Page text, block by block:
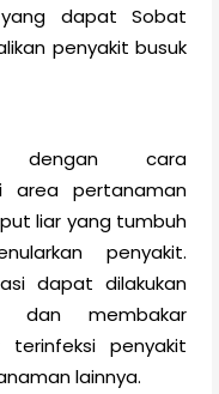
dapat Sobat
penyakit busuk
dengan cara
area pertanaman
liar yang tumbuh
penyakit.
dapat dilakukan
dan membakar
penyakit
lainnya.